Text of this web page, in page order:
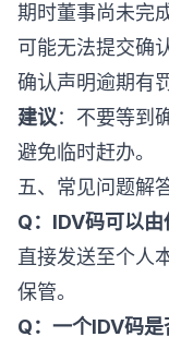
期时董事尚未完
可能无法提交确
确认声明逾期有
建议：不要等到
避免临时赶办。
五、常见问题解
Q：IDV码可以由
直接发送至个人
保管。
Q：一个IDV码